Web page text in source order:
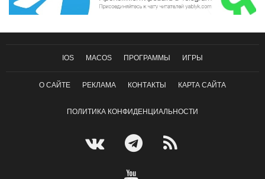
IOS MACOS ПРОГРАММЫ ИГРЫ
О САЙТЕ РЕКЛАМА КОНТАКТЫ КАРТА САЙТА
ПОЛИТИКА КОНФИДЕНЦИАЛЬНОСТИ